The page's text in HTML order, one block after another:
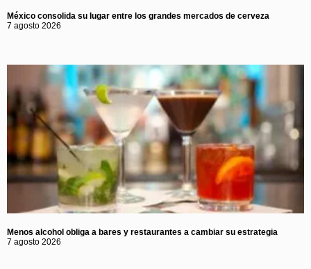
México consolida su lugar entre los grandes mercados de cerveza
7 agosto 2026
Menos alcohol obliga a bares y restaurantes a cambiar su estrategia
7 agosto 2026